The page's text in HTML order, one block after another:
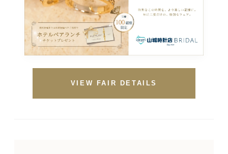
VIEW FAIR DETAILS